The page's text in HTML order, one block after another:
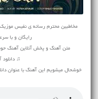
مخاطبین محترم رسانه ی نفیس
رایگان و با سرعت بالا با 2
متن آهنگ و پخش آنلاین آهنگ
♫
خوشحال میشویم این آهنگ با عنوان